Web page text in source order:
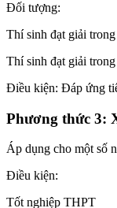
Đối tượng:
Thí sinh đạt giải
Thí sinh đạt giải
Điều kiện: Đáp ứng
Phương thức 3:
Áp dụng cho một số
Điều kiện:
Tốt nghiệp THPT